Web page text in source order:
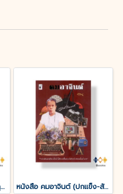
หนังสือ ชื่อ แซ่ และระบบตระกูลแซ่ : อัตลักษณ์สำคัญเบื้องต้นของคนจีน หนังสือ คมอาจินต์ (ปกแข็ง-สันโค้ง)